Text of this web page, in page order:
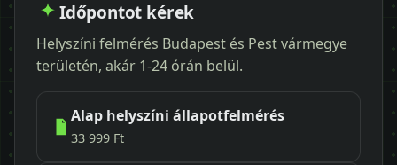
Időpontot kérek
Helyszíni felmérés Budapest és Pest vármegye
területén, akár 1-24 órán belül.
Alap helyszíni állapotfelmérés
33 999 Ft